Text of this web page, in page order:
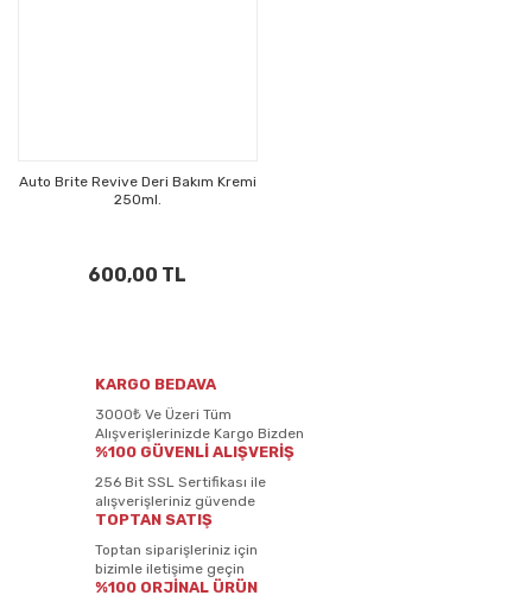
Auto Brite Revive Deri Bakım Kremi
250ml.
600,00 TL
KARGO BEDAVA
3000₺ Ve Üzeri Tüm
Alışverişlerinizde Kargo Bizden
%100 GÜVENLİ ALIŞVERİŞ
256 Bit SSL Sertifikası ile
alışverişleriniz güvende
TOPTAN SATIŞ
Toptan siparişleriniz için
bizimle iletişime geçin
%100 ORJİNAL ÜRÜN